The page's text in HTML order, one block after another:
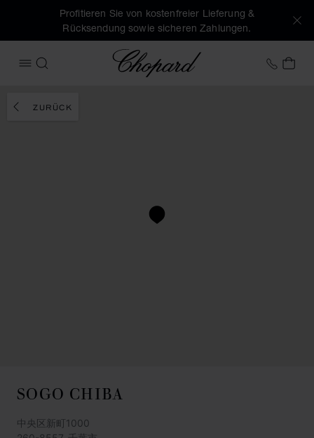
Profitieren Sie von kostenfreier Lieferung &
Rücksendung sowie sicheren Zahlungen.
MENÜ ÖFFNEN
SUCHEN
Chopard +41
ZURÜCK
SOGO CHIBA
中央区新町1000